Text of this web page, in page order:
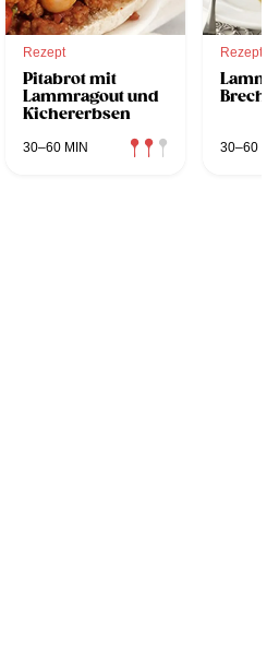
Rezept
Pitabrot mit
Lammragout und
Kichererbsen
30–60 MIN
Rezept
30–60